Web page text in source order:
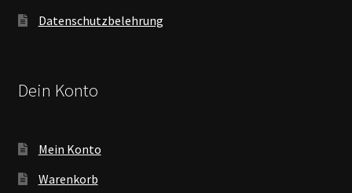
Datenschutzbelehrung
Dein Konto
Mein Konto
Warenkorb